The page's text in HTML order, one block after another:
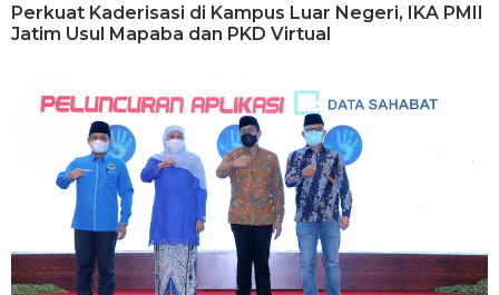
Perkuat Kaderisasi di Kampus Luar Negeri, IKA PMII
Jatim Usul Mapaba dan PKD Virtual